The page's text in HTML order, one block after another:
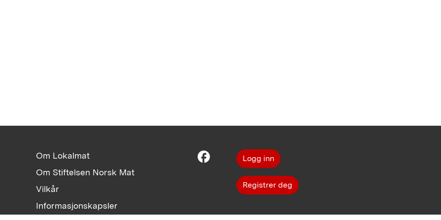
Om Lokalmat
Om Stiftelsen Norsk Mat
Vilkår
Informasjonskapsler
facebook Logg inn
Registrer deg